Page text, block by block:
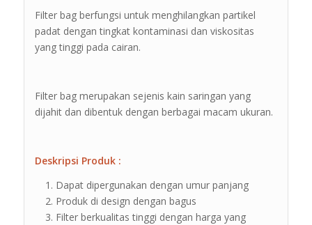
Filter bag berfungsi untuk menghilangkan partikel
padat dengan tingkat kontaminasi dan viskositas
yang tinggi pada cairan.
Filter bag merupakan sejenis kain saringan yang
dijahit dan dibentuk dengan berbagai macam ukuran.
Deskripsi Produk :
Dapat dipergunakan dengan umur panjang
Produk di design dengan bagus
Filter berkualitas tinggi dengan harga yang